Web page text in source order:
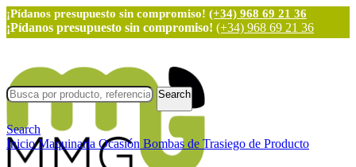
¡Pídanos presupuesto sin compromiso! (+34) 968 69 21 36
¡Pídanos presupuesto sin compromiso! (+34) 968 69 21 36
Search
Search
InicioMaquinaria Ocasión Bombas de Trasiego de Producto